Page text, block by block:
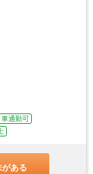
車通勤可
ある